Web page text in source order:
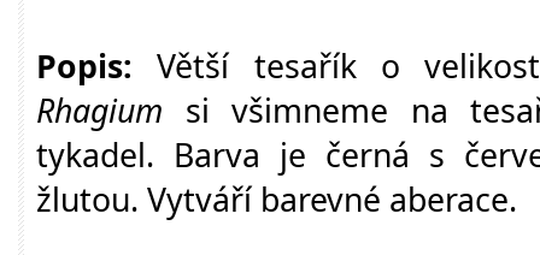
Popis:Větší tesařík o
Rhagium si všimneme na
tykadel. Barva je černá s
žlutou. Vytváří barevné aberace.